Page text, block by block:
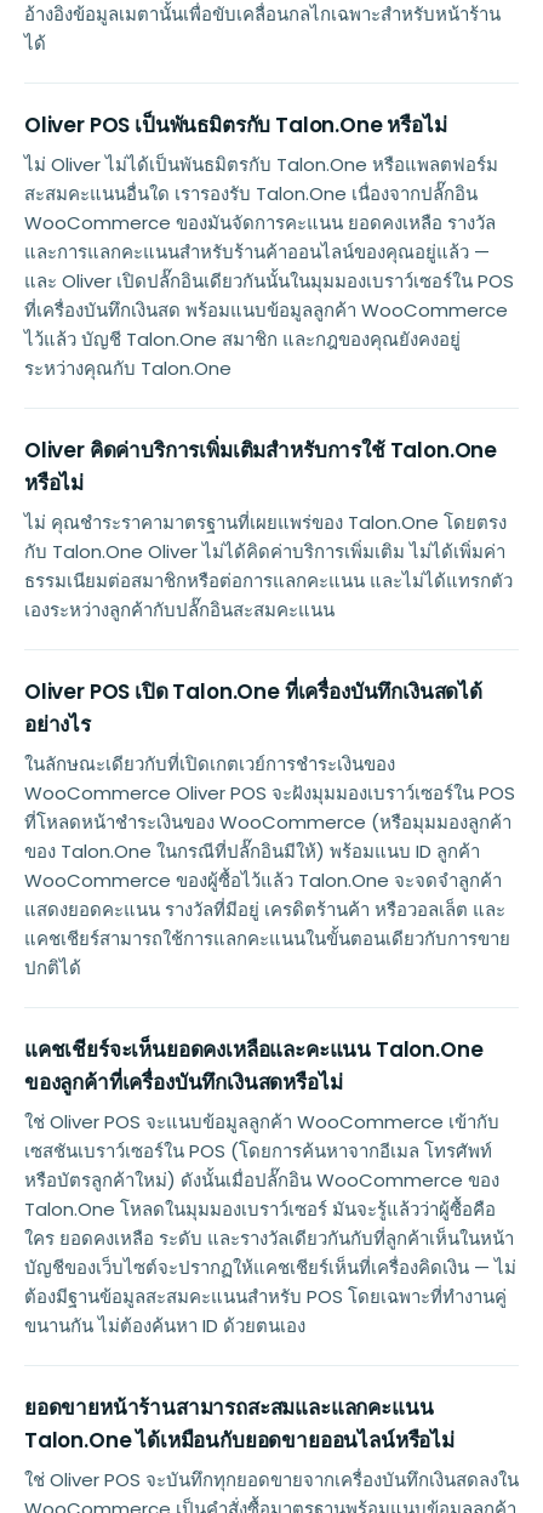
อ้างอิงข้อมูลเมตานั้นเพื่อขับเคลื่อนกลไกเฉพาะสำหรับหน้าร้าน
ได้
Oliver POS เป็นพันธมิตรกับ Talon.One หรือไม่
ไม่ Oliver ไม่ได้เป็นพันธมิตรกับ Talon.One หรือแพลตฟอร์ม
สะสมคะแนนอื่นใด เรารองรับ Talon.One เนื่องจากปลั๊กอิน
WooCommerce ของมันจัดการคะแนน ยอดคงเหลือ รางวัล
และการแลกคะแนนสำหรับร้านค้าออนไลน์ของคุณอยู่แล้ว —
และ Oliver เปิดปลั๊กอินเดียวกันนั้นในมุมมองเบราว์เซอร์ใน POS
ที่เครื่องบันทึกเงินสด พร้อมแนบข้อมูลลูกค้า WooCommerce
ไว้แล้ว บัญชี Talon.One สมาชิก และกฎของคุณยังคงอยู่
ระหว่างคุณกับ Talon.One
Oliver คิดค่าบริการเพิ่มเติมสำหรับการใช้ Talon.One
หรือไม่
ไม่ คุณชำระราคามาตรฐานที่เผยแพร่ของ Talon.One โดยตรง
กับ Talon.One Oliver ไม่ได้คิดค่าบริการเพิ่มเติม ไม่ได้เพิ่มค่า
ธรรมเนียมต่อสมาชิกหรือต่อการแลกคะแนน และไม่ได้แทรกตัว
เองระหว่างลูกค้ากับปลั๊กอินสะสมคะแนน
Oliver POS เปิด Talon.One ที่เครื่องบันทึกเงินสดได้
อย่างไร
ในลักษณะเดียวกับที่เปิดเกตเวย์การชำระเงินของ
WooCommerce Oliver POS จะฝังมุมมองเบราว์เซอร์ใน POS
ที่โหลดหน้าชำระเงินของ WooCommerce (หรือมุมมองลูกค้า
ของ Talon.One ในกรณีที่ปลั๊กอินมีให้) พร้อมแนบ ID ลูกค้า
WooCommerce ของผู้ซื้อไว้แล้ว Talon.One จะจดจำลูกค้า
แสดงยอดคะแนน รางวัลที่มีอยู่ เครดิตร้านค้า หรือวอลเล็ต และ
แคชเชียร์สามารถใช้การแลกคะแนนในขั้นตอนเดียวกับการขาย
ปกติได้
แคชเชียร์จะเห็นยอดคงเหลือและคะแนน Talon.One
ของลูกค้าที่เครื่องบันทึกเงินสดหรือไม่
ใช่ Oliver POS จะแนบข้อมูลลูกค้า WooCommerce เข้ากับ
เซสชันเบราว์เซอร์ใน POS (โดยการค้นหาจากอีเมล โทรศัพท์
หรือบัตรลูกค้าใหม่) ดังนั้นเมื่อปลั๊กอิน WooCommerce ของ
Talon.One โหลดในมุมมองเบราว์เซอร์ มันจะรู้แล้วว่าผู้ซื้อคือ
ใคร ยอดคงเหลือ ระดับ และรางวัลเดียวกันกับที่ลูกค้าเห็นในหน้า
บัญชีของเว็บไซต์จะปรากฏให้แคชเชียร์เห็นที่เครื่องคิดเงิน — ไม่
ต้องมีฐานข้อมูลสะสมคะแนนสำหรับ POS โดยเฉพาะที่ทำงานคู่
ขนานกัน ไม่ต้องค้นหา ID ด้วยตนเอง
ยอดขายหน้าร้านสามารถสะสมและแลกคะแนน
Talon.One ได้เหมือนกับยอดขายออนไลน์หรือไม่
ใช่ Oliver POS จะบันทึกทุกยอดขายจากเครื่องบันทึกเงินสดลงใน